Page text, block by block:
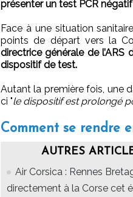
présenter un test PCR
Face à une situation
points de départ vers la
directrice générale de
dispositif de test.
Autant la première fois, une
ci "le dispositif est prolongé
Comment se rendre
AUTRES
Air Corsica : Rennes
directement à la Corse cet